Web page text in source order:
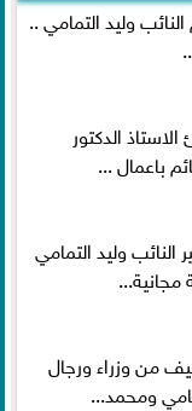
وليد التمامي ..
الدكتور
باعمال ...
وليد التمامي
من وزراء ورجال
ومحمد...